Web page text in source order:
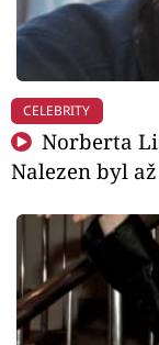
CELEBRITY
Norberta
Nalezen byl